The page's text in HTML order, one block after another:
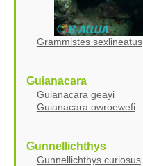
Grammistes sexlineatus
Guianacara
Guianacara geayi
Guianacara owroewefi
Gunnellichthys
Gunnellichthys curiosus